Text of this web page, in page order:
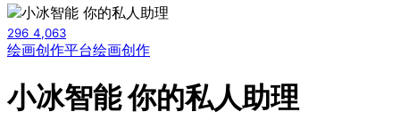
296 4,063
绘画创作平台绘画创作
小冰智能 你的私人助理